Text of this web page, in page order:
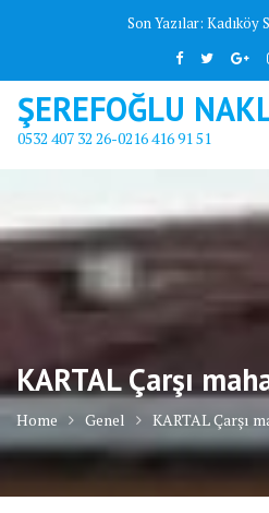
Son Yazılar: Kadıköy
ŞEREFOĞLU
0532 407 32 26-0216 416 91 51
KARTAL Çarşı
Home Genel KARTAL Çarşı